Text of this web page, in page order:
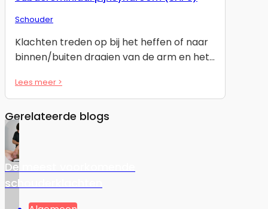
Schouder
Klachten treden op bij het heffen of naar
binnen/buiten draaien van de arm en het…
Lees meer >
Gerelateerde blogs
De meest voorkomende
schouderklachten